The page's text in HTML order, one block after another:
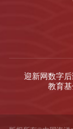
迎新网数字
教育